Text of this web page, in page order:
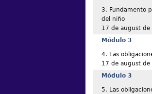
3. Fundamento
del niño
17 de august de
Módulo 3
4. Las
17 de august de
Módulo 3
5. Las